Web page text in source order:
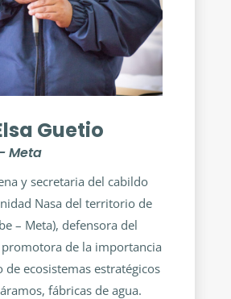
Guetio
Meta
y secretaria del cabildo
Nasa del territorio de
– Meta), defensora del
de la importancia
de ecosistemas estratégicos
fábricas de agua.